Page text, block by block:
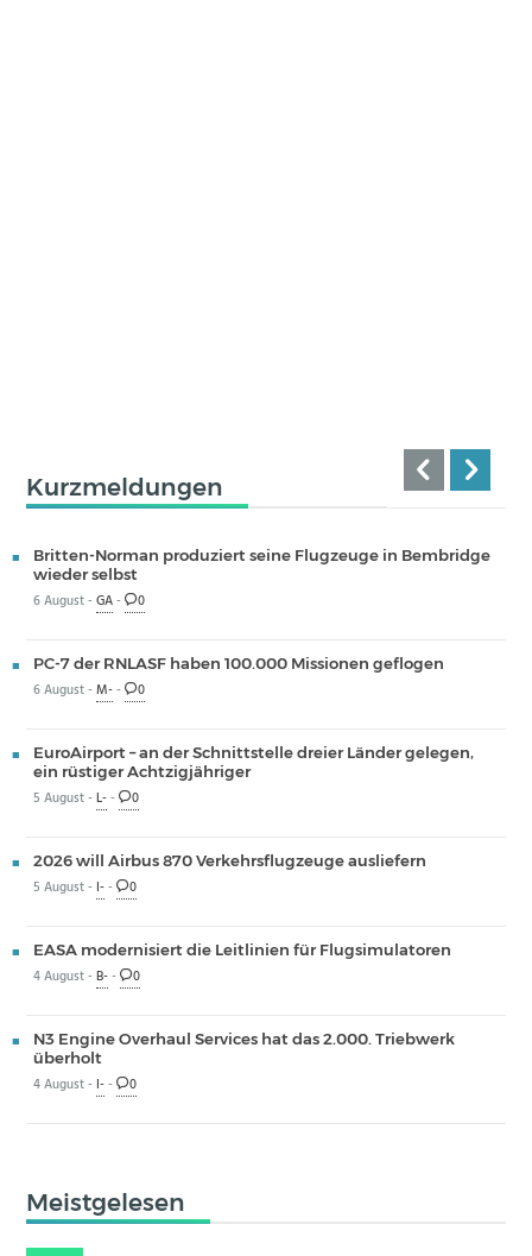
Kurzmeldungen
Britten-Norman produziert seine Flugzeuge in Bembridge
wieder selbst
6 August -GA- 0
PC-7 der RNLASF haben 100.000 Missionen geflogen
6 August -M-- 0
EuroAirport – an der Schnittstelle dreier Länder gelegen,
ein rüstiger Achtzigjähriger
5 August -L-- 0
2026 will Airbus 870 Verkehrsflugzeuge ausliefern
5 August - I-- 0
EASA modernisiert die Leitlinien für Flugsimulatoren
4 August -B-- 0
N3 Engine Overhaul Services hat das 2.000. Triebwerk
überholt
4 August - I-- 0
Meistgelesen